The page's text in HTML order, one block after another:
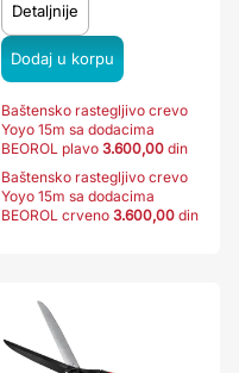
Detaljnije
Baštensko rastegljivo crevo
Yoyo 15m sa dodacima
BEOROL plavo 3.600,00 din
Baštensko rastegljivo crevo
Yoyo 15m sa dodacima
BEOROL crveno 3.600,00 din